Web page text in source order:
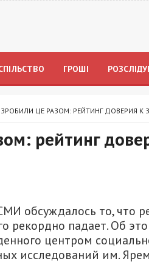
ГРОШІ
ЗРОБИЛИ ЦЕ РАЗОМ: РЕЙТИНГ ДОВЕРИЯ К
рейтинг
обсуждалось то, что
рекордно падает. Об
центром
исследований им.